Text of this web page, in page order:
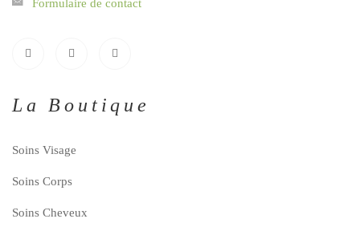
Formulaire de contact
La Boutique
Soins Visage
Soins Corps
Soins Cheveux